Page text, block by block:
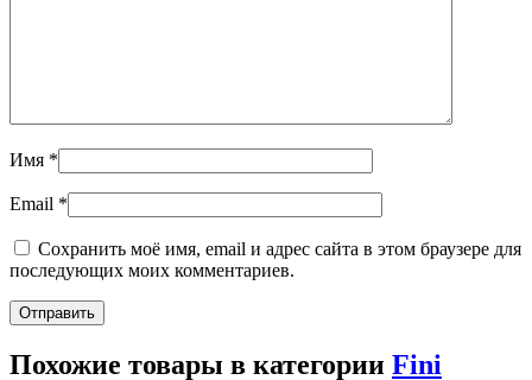
Имя *
Email *
Сохранить моё имя, email и адрес сайта в этом браузере для
последующих моих комментариев.
Похожие товары в категории Fini